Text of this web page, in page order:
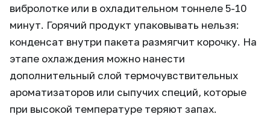
вибролотке или в охладительном тоннеле 5-10
минут. Горячий продукт упаковывать нельзя:
конденсат внутри пакета размягчит корочку. На
этапе охлаждения можно нанести
дополнительный слой термочувствительных
ароматизаторов или сыпучих специй, которые
при высокой температуре теряют запах.